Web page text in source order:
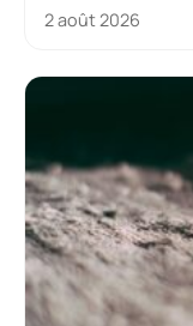
2 août 2026